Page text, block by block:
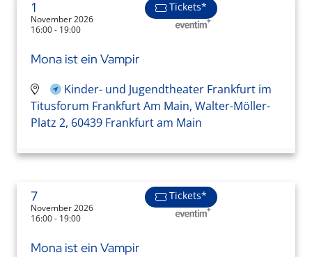
1
November 2026
16:00 - 19:00
Tickets*
Mona ist ein Vampir
Kinder- und Jugendtheater Frankfurt im
Titusforum Frankfurt Am Main, Walter-Möller-
Platz 2, 60439 Frankfurt am Main
7
November 2026
16:00 - 19:00
Tickets*
Mona ist ein Vampir